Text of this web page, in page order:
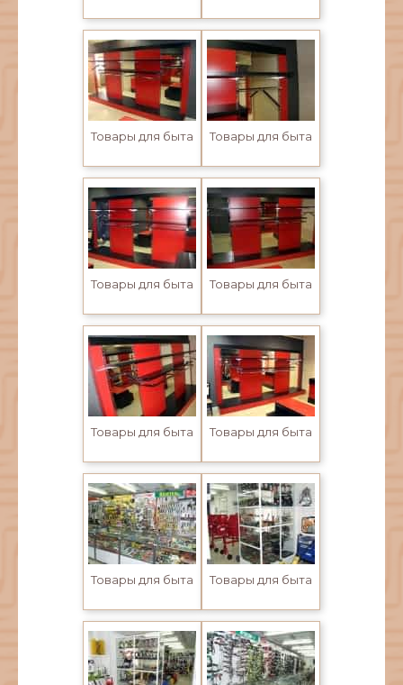
Товары для быта Товары для быта
Товары для быта Товары для быта
Товары для быта Товары для быта
Товары для быта Товары для быта